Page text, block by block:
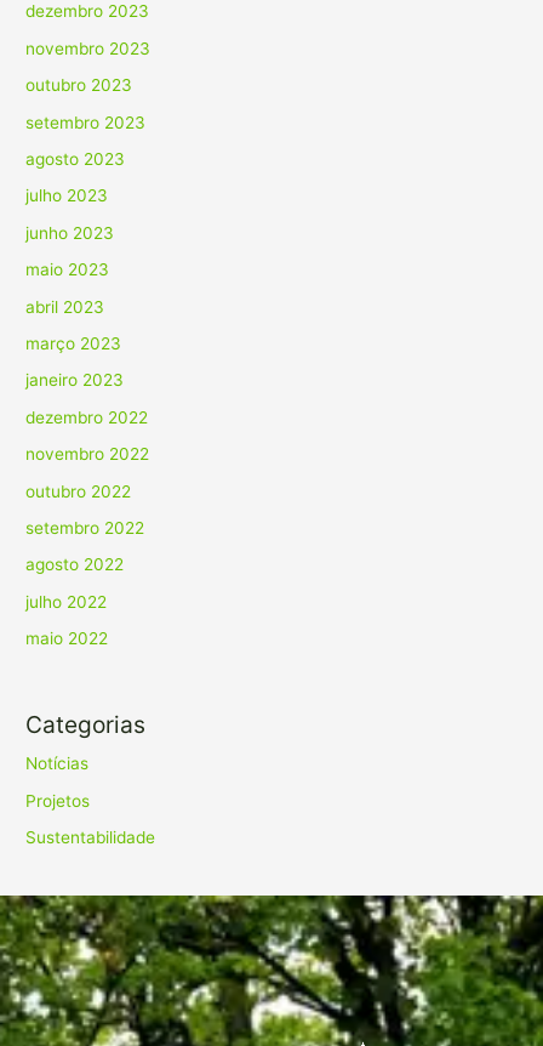
dezembro 2023
novembro 2023
outubro 2023
setembro 2023
agosto 2023
julho 2023
junho 2023
maio 2023
abril 2023
março 2023
janeiro 2023
dezembro 2022
novembro 2022
outubro 2022
setembro 2022
agosto 2022
julho 2022
maio 2022
Categorias
Notícias
Projetos
Sustentabilidade